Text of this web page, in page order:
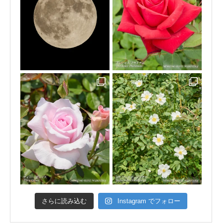
さらに読み込む Instagram でフォロー